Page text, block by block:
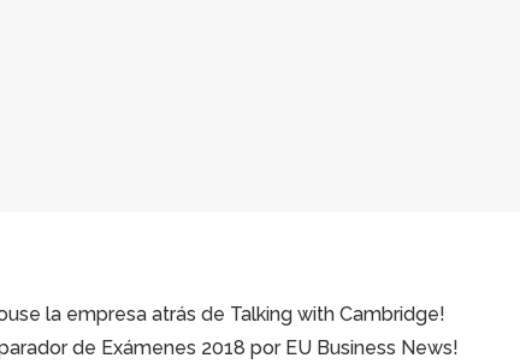
la empresa atrás de Talking with Cambridge!
de Exámenes 2018 por EU Business News!